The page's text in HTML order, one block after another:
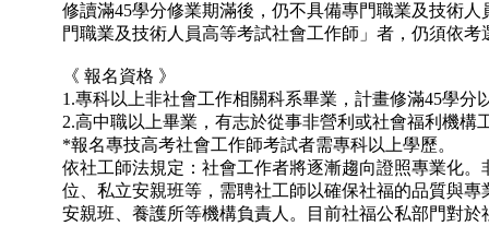
修讀滿45學分修業期滿後，仍不具備專門職業及技術
門職業及技術人員高等考試社會工作師」者，仍須依
《 報名資格 》
1.專科以上非社會工作相關科系畢業，計畫修滿45學分
2.高中職以上畢業，有志於從事非營利或社會福利機構
*報名專技高考社會工作師考試者需專科以上學歷。
依社工師法規定：社會工作者將逐漸趨向證照專業化
位、私立安親班等，需聘社工師以確保社福的品質與
安親班、養護所等機構負責人。目前社福公私部門對